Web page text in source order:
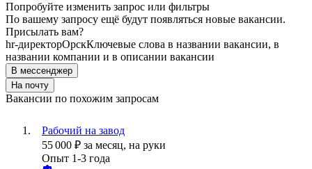
Попробуйте изменить запрос или фильтры
По вашему запросу ещё будут появляться новые вакансии.
Присылать вам?
hr-директорОрскКлючевые слова в названии вакансии, в
названии компании и в описании вакансии
В мессенджер
На почту
Вакансии по похожим запросам
Рабочий на завод
55 000 ₽ за месяц, на руки
Опыт 1-3 года